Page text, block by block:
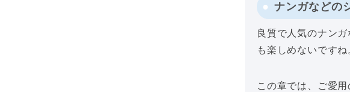
ナンガなどの
良質で人気のナン
も楽しめないですね
この章では、ご愛